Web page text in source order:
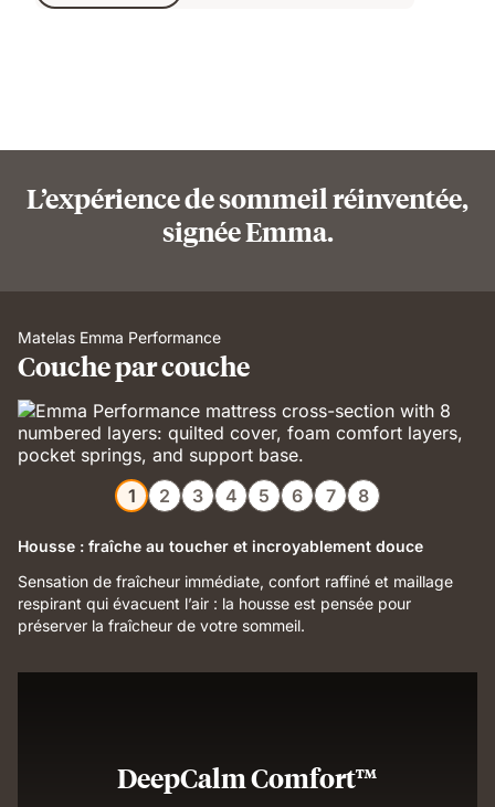
L’expérience de sommeil réinventée,
signée Emma.
Matelas Emma Performance
Couche par couche
1 2 3 4 5 6 7 8
Housse : fraîche au toucher et incroyablement douce
Sensation de fraîcheur immédiate, confort raffiné et maillage
respirant qui évacuent l’air : la housse est pensée pour
préserver la fraîcheur de votre sommeil.
DeepCalm Comfort™